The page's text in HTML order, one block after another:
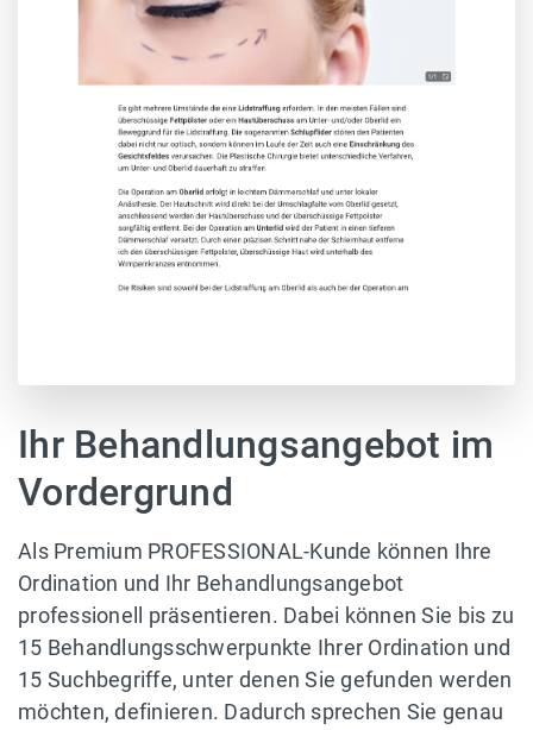
Ihr Behandlungsangebot im
Vordergrund
Als Premium PROFESSIONAL-Kunde können Ihre
Ordination und Ihr Behandlungsangebot
professionell präsentieren. Dabei können Sie bis zu
15 Behandlungsschwerpunkte Ihrer Ordination und
15 Suchbegriffe, unter denen Sie gefunden werden
möchten, definieren. Dadurch sprechen Sie genau